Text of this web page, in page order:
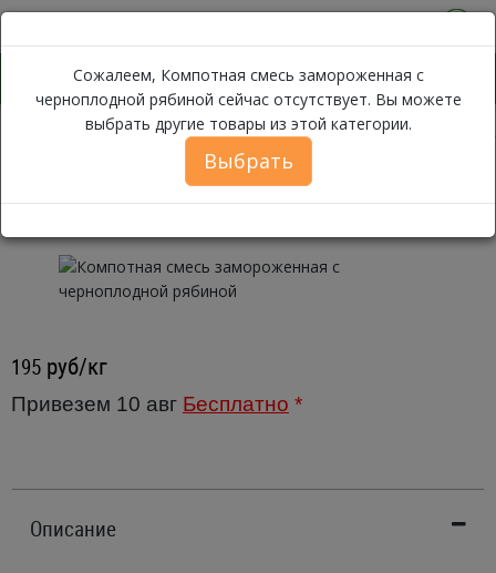
Замороженные продукты Ягоды, Фрукты
Сожалеем, Компотная смесь замороженная с
черноплодной рябиной сейчас отсутствует. Вы можете
выбрать другие товары из этой категории.
Выбрать
Компотная смесь замороженная с
черноплодной рябиной ~ 1 кг.
195 руб/кг
Привезем 10 авг Бесплатно *
Описание